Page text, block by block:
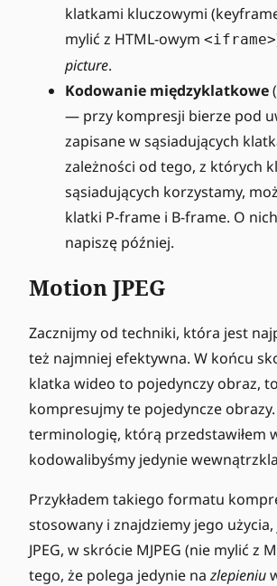
klatkami kluczowymi
mylić z HTML-owym <iframe>
picture.
Kodowanie międzyklatkowe
— przy kompresji bierze pod
zapisane w sąsiadujących
zależności od tego, z których
sąsiadujących korzystamy,
klatki P-frame i B-frame. O
napiszę później.
Motion JPEG
Zacznijmy od techniki, która jest
też najmniej efektywna. W końcu
klatka wideo to pojedynczy obraz, to
kompresujmy te pojedyncze
terminologię, którą przedstawiłem
kodowalibyśmy jedynie
Przykładem takiego formatu
stosowany i znajdziemy jego
JPEG, w skrócie MJPEG (nie mylić z
tego, że polega jedynie nazlepieniu